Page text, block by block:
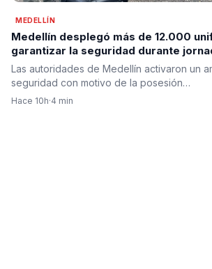
MEDELLÍN
Medellín desplegó más de 12.000
garantizar la seguridad durante
presidencial en prevención
Las autoridades de Medellín activaron un
seguridad con motivo de la posesión…
Hace 10h·4 min